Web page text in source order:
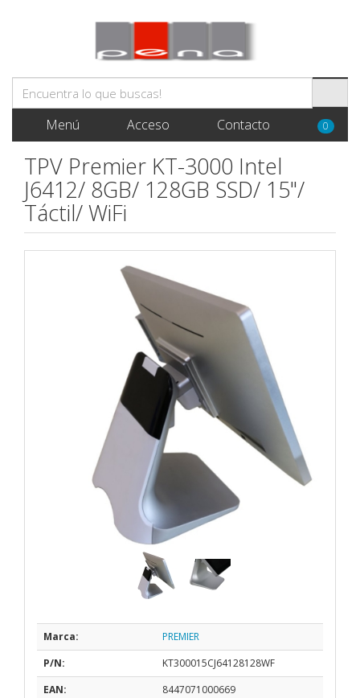
Menú Acceso Contacto 0
TPV Premier KT-3000 Intel
J6412/ 8GB/ 128GB SSD/ 15"/
Táctil/ WiFi
Marca:
PREMIER
P/N:
KT300015CJ64128128WF
EAN:
8447071000669